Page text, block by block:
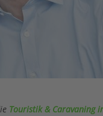
Touristik & Caravaning